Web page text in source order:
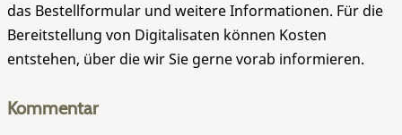
das Bestellformular und weitere Informationen. Für die
Bereitstellung von Digitalisaten können Kosten
entstehen, über die wir Sie gerne vorab informieren.
Kommentar